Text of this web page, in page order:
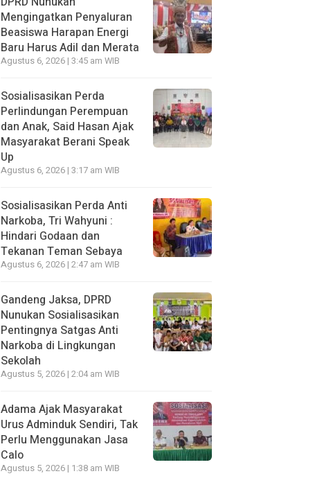
Mengingatkan Penyaluran
Beasiswa Harapan Energi
Baru Harus Adil dan Merata
Agustus 6, 2026 | 3:45 am WIB
Sosialisasikan Perda
Perlindungan Perempuan
dan Anak, Said Hasan Ajak
Masyarakat Berani Speak
Up
Agustus 6, 2026 | 3:17 am WIB
Sosialisasikan Perda Anti
Narkoba, Tri Wahyuni :
Hindari Godaan dan
Tekanan Teman Sebaya
Agustus 6, 2026 | 2:47 am WIB
Gandeng Jaksa, DPRD
Nunukan Sosialisasikan
Pentingnya Satgas Anti
Narkoba di Lingkungan
Sekolah
Agustus 5, 2026 | 2:04 am WIB
Adama Ajak Masyarakat
Urus Adminduk Sendiri, Tak
Perlu Menggunakan Jasa
Calo
Agustus 5, 2026 | 1:38 am WIB